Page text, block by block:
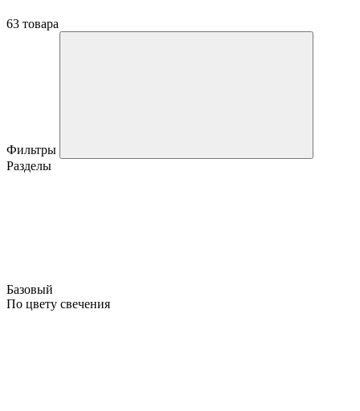
63 товара
Фильтры
Разделы
Базовый
По цвету свечения